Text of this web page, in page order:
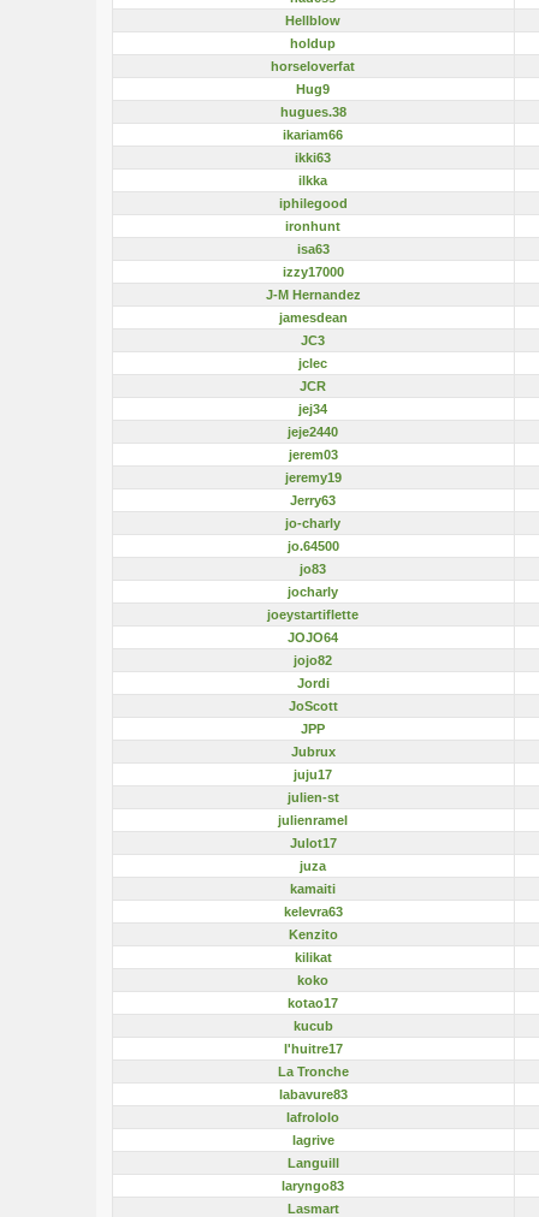
Hellblow
holdup
horseloverfat
Hug9
hugues.38
ikariam66
ikki63
ilkka
iphilegood
ironhunt
isa63
izzy17000
J-M Hernandez
jamesdean
JC3
jclec
JCR
jej34
jeje2440
jerem03
jeremy19
Jerry63
jo-charly
jo.64500
jo83
jocharly
joeystartiflette
JOJO64
jojo82
Jordi
JoScott
JPP
Jubrux
juju17
julien-st
julienramel
Julot17
juza
kamaiti
kelevra63
Kenzito
kilikat
koko
kotao17
kucub
l'huitre17
La Tronche
labavure83
lafrololo
lagrive
Languill
laryngo83
Lasmart